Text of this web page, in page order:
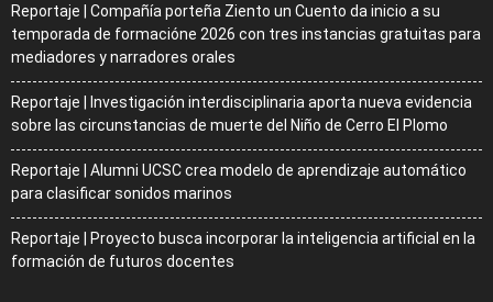
Reportaje | Compañía porteña Ziento un Cuento da inicio a su
temporada de formacióne 2026 con tres instancias gratuitas para
mediadores y narradores orales
Reportaje | Investigación interdisciplinaria aporta nueva evidencia
sobre las circunstancias de muerte del Niño de Cerro El Plomo
Reportaje | Alumni UCSC crea modelo de aprendizaje automático
para clasificar sonidos marinos
Reportaje | Proyecto busca incorporar la inteligencia artificial en la
formación de futuros docentes